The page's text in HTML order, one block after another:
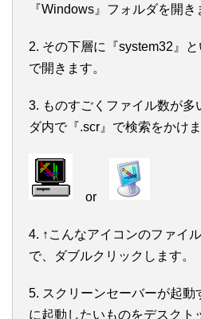
『Windows』フォルダを開き
2. その下層に『system32』
で開きます。
3. ものすごくファイル数が多
ダ内で『.scr』で検索をかけま
or
4. ↑こんなアイコンのファイ
で、ダブルクリックします。
5. スクリーンセーバーが起動
に起動したいものをデスクト